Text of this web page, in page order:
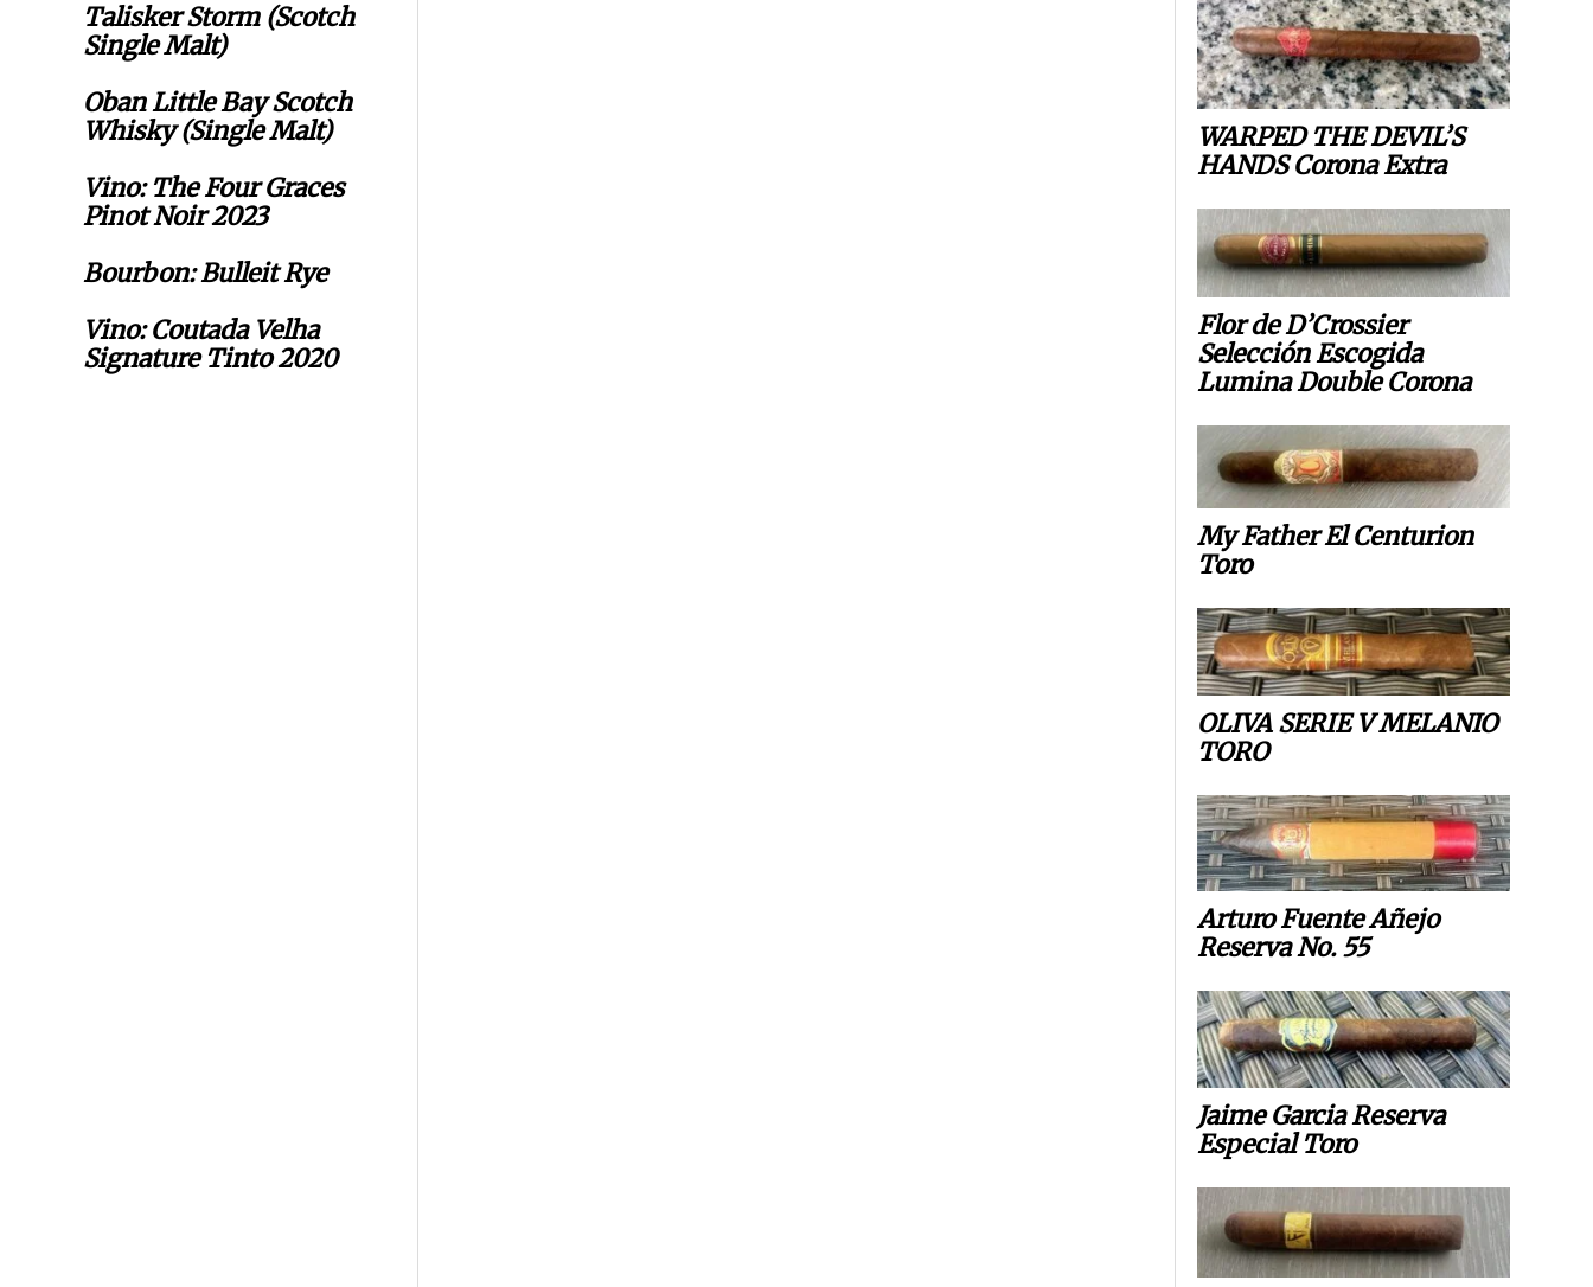
Talisker Storm (Scotch
Single Malt)
Oban Little Bay Scotch
Whisky (Single Malt)
Vino: The Four Graces
Pinot Noir 2023
Bourbon: Bulleit Rye
Vino: Coutada Velha
Signature Tinto 2020
WARPED THE DEVIL’S
HANDS Corona Extra
Flor de D’Crossier
Selección Escogida
Lumina Double Corona
My Father El Centurion
Toro
OLIVA SERIE V MELANIO
TORO
Arturo Fuente Añejo
Reserva No. 55
Jaime Garcia Reserva
Especial Toro